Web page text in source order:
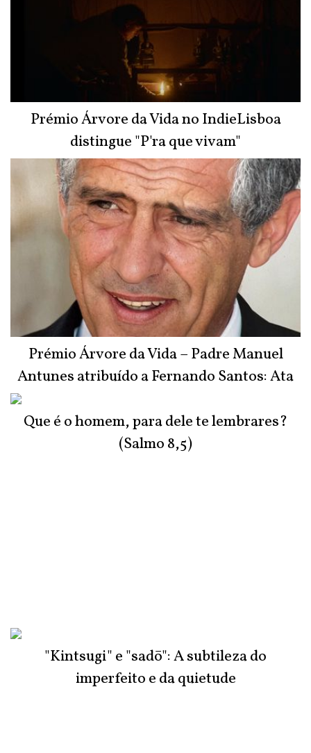
Prémio Árvore da Vida no IndieLisboa
distingue "P'ra que vivam"
Prémio Árvore da Vida – Padre Manuel
Antunes atribuído a Fernando Santos: Ata
Que é o homem, para dele te lembrares?
(Salmo 8,5)
"Kintsugi" e "sadō": A subtileza do
imperfeito e da quietude